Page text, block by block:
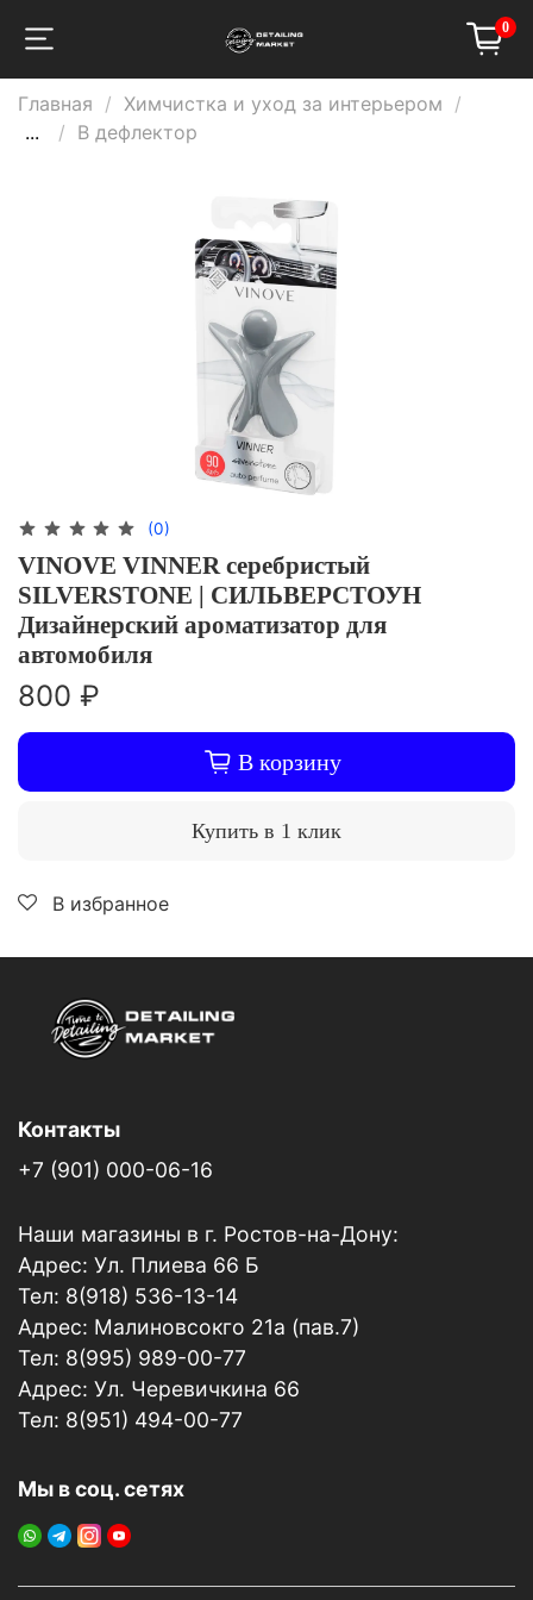
0
Главная
Химчистка и уход за интерьером
...
В дефлектор
(0)
VINOVE VINNER серебристый
SILVERSTONE | СИЛЬВЕРСТОУН
Дизайнерский ароматизатор для
автомобиля
800 ₽
В корзину
Купить в 1 клик
В избранное
Контакты
+7 (901) 000-06-16
Наши магазины в г. Ростов-на-Дону:
Адрес: Ул. Плиева 66 Б
Тел: 8(918) 536-13-14
Адрес: Малиновсокго 21а (пав.7)
Тел: 8(995) 989-00-77
Адрес: Ул. Черевичкина 66
Тел: 8(951) 494-00-77
Мы в соц. сетях